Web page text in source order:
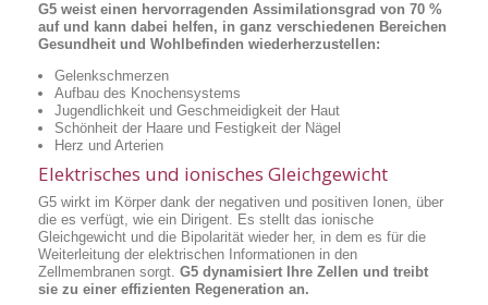
G5 weist einen hervorragenden Assimilationsgrad von 70 %
auf und kann dabei helfen, in ganz verschiedenen Bereichen
Gesundheit und Wohlbefinden wiederherzustellen:
Gelenkschmerzen
Aufbau des Knochensystems
Jugendlichkeit und Geschmeidigkeit der Haut
Schönheit der Haare und Festigkeit der Nägel
Herz und Arterien
Elektrisches und ionisches Gleichgewicht
G5 wirkt im Körper dank der negativen und positiven Ionen, über
die es verfügt, wie ein Dirigent. Es stellt das ionische
Gleichgewicht und die Bipolarität wieder her, in dem es für die
Weiterleitung der elektrischen Informationen in den
Zellmembranen sorgt. G5 dynamisiert Ihre Zellen und treibt
sie zu einer effizienten Regeneration an.